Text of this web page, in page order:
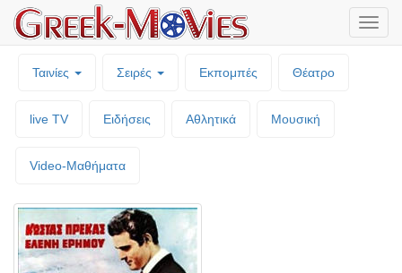
Ταινίες Σειρές Εκπομπές Θέατρο
live TV Ειδήσεις Αθλητικά Μουσική
Video-Mαθήματα